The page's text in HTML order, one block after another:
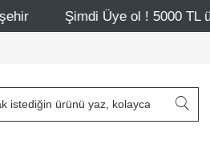
Üye ol ! 5000 TL üzeri ilk